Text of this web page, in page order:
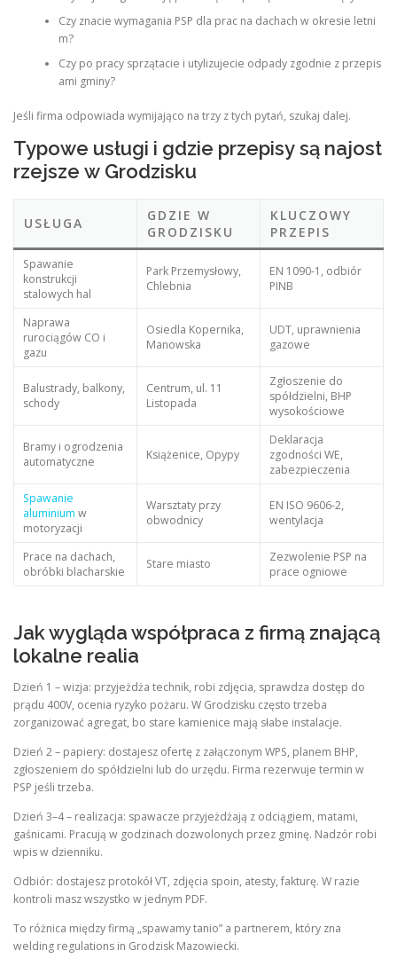
Czy znacie wymagania PSP dla prac na dachach w okresie letni
m?
Czy po pracy sprzątacie i utylizujecie odpady zgodnie z przepis
ami gminy?
Jeśli firma odpowiada wymijająco na trzy z tych pytań, szukaj dalej.
Typowe usługi i gdzie przepisy są najost
rzejsze w Grodzisku
USŁUGA
GDZIE W
GRODZISKU
KLUCZOWY
PRZEPIS
Spawanie
konstrukcji
stalowych hal
Park Przemysłowy,
Chlebnia
EN 1090-1, odbiór
PINB
Naprawa
rurociągów CO i
gazu
Osiedla Kopernika,
Manowska
UDT, uprawnienia
gazowe
Balustrady, balkony,
schody
Centrum, ul. 11
Listopada
Zgłoszenie do
spółdzielni, BHP
wysokościowe
Bramy i ogrodzenia
automatyczne
Książenice, Opypy
Deklaracja
zgodności WE,
zabezpieczenia
Spawanie
aluminium w
motoryzacji
Warsztaty przy
obwodnicy
EN ISO 9606-2,
wentylacja
Prace na dachach,
obróbki blacharskie
Stare miasto
Zezwolenie PSP na
prace ogniowe
Jak wygląda współpraca z firmą znającą
lokalne realia
Dzień 1 – wizja: przyjeżdża technik, robi zdjęcia, sprawdza dostęp do
prądu 400V, ocenia ryzyko pożaru. W Grodzisku często trzeba
zorganizować agregat, bo stare kamienice mają słabe instalacje.
Dzień 2 – papiery: dostajesz ofertę z załączonym WPS, planem BHP,
zgłoszeniem do spółdzielni lub do urzędu. Firma rezerwuje termin w
PSP jeśli trzeba.
Dzień 3–4 – realizacja: spawacze przyjeżdżają z odciągiem, matami,
gaśnicami. Pracują w godzinach dozwolonych przez gminę. Nadzór robi
wpis w dzienniku.
Odbiór: dostajesz protokół VT, zdjęcia spoin, atesty, fakturę. W razie
kontroli masz wszystko w jednym PDF.
To różnica między firmą „spawamy tanio” a partnerem, który zna
welding regulations in Grodzisk Mazowiecki.